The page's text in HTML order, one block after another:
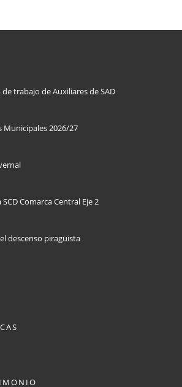
trabajo de Auxiliares de SAD
2026/27
Comarca Central Eje 2
descenso piragüista